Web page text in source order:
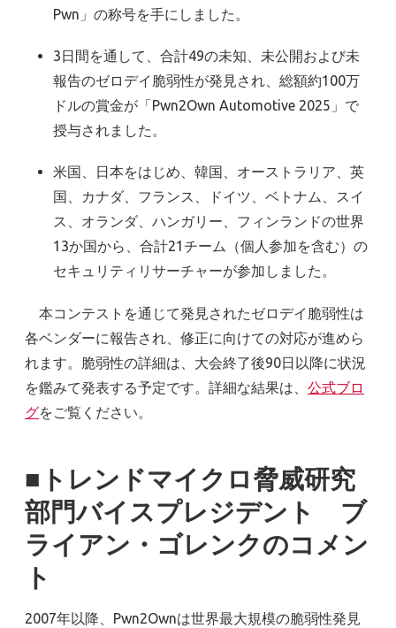
Pwn」の称号を手にしました。
3日間を通して、合計49の未知、未公開および未
報告のゼロデイ脆弱性が発見され、総額約100万
ドルの賞金が「Pwn2Own Automotive 2025」で
授与されました。
米国、日本をはじめ、韓国、オーストラリア、英
国、カナダ、フランス、ドイツ、ベトナム、スイ
ス、オランダ、ハンガリー、フィンランドの世界
13か国から、合計21チーム（個人参加を含む）の
セキュリティリサーチャーが参加しました。
本コンテストを通じて発見されたゼロデイ脆弱性は
各ベンダーに報告され、修正に向けての対応が進めら
れます。脆弱性の詳細は、大会終了後90日以降に状況
を鑑みて発表する予定です。詳細な結果は、 公式ブロ
グをご覧ください。
■トレンドマイクロ脅威研究
部門バイスプレジデント ブ
ライアン・ゴレンクのコメン
ト
2007年以降、Pwn2Ownは世界最大規模の脆弱性発見